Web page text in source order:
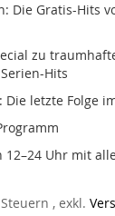
Die Gratis-Hits
zu
Hits
Die letzte Folge
12–24 Uhr mit
, exkl.